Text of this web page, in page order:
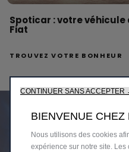
Spoticar : votre
Fiat
TROUVEZ VOTRE BONHEUR
CONTINUER SANS ACCEPTER
BIENVENUE CHEZ
Nous utilisons des cookies
expérience sur notre site.